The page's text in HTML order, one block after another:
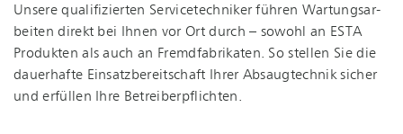
Unsere qualifizierten Ser­vice­tech­ni­ker führen War­tungs­ar­
bei­ten direkt bei Ihnen vor Ort durch – sowohl an ESTA
Produkten als auch an Fremdfabrikaten. So stellen Sie die
dauerhafte Ein­satz­be­reit­schaft Ihrer Absaugtechnik sicher
und erfüllen Ihre Be­trei­ber­pflich­ten.